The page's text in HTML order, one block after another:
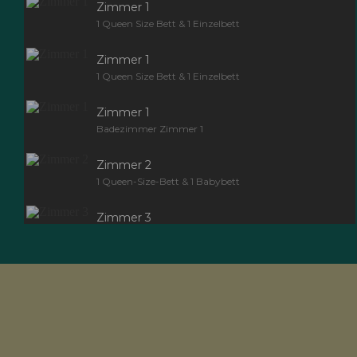
Zimmer 1
1 Queen Size Bett & 1 Einzelbett
Zimmer 1
1 Queen Size Bett & 1 Einzelbett
Zimmer 1
Badezimmer Zimmer 1
Zimmer 2
1 Queen-Size-Bett & 1 Babybett
Zimmer 3